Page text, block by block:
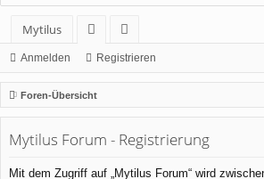
Mytilus
or
en
itg
lie
de
r
Anmelden Registrieren
Foren-Übersicht
Mytilus Forum - Registrierung
Mit dem Zugriff auf „Mytilus Forum“ wird